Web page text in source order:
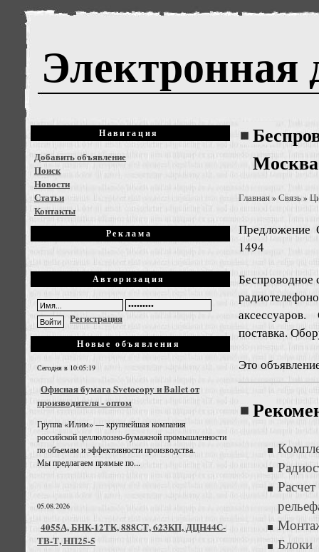
Электронная
Навигация
Добавить объявление
Поиск
Новости
Статьи
Контакты
Реклама
Авторизация
Регистрация
Новые объявления
Сегодня в 10:05:19
Офисная бумага Svetocopy и Ballet от
производителя - оптом
Группа «Илим» — крупнейшая компания
российской целлюлозно-бумажной промышленности
по объемам и эффективности производства.
Мы предлагаем прямые по...
05.08.2026
4055А, БНК-12ТК, 888СТ, 623КП, ДЦН44С-
ТВ-Т, НП25-5
Москва
Главная»Связь»
Предложение
1494
Беспроводное
поставка.
Это